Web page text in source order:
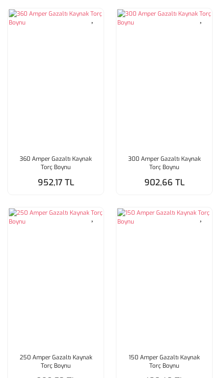
360 Amper Gazaltı Kaynak
Torç Boynu
952,17 TL
300 Amper Gazaltı Kaynak
Torç Boynu
902,66 TL
250 Amper Gazaltı Kaynak
Torç Boynu
150 Amper Gazaltı Kaynak
Torç Boynu